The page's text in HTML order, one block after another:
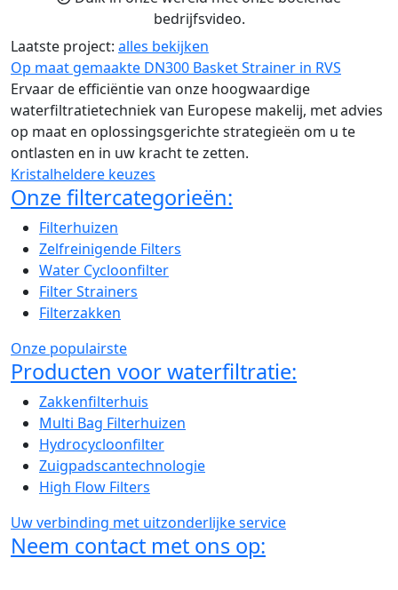
bedrijfsvideo.
Laatste project: alles bekijken
Op maat gemaakte DN300 Basket Strainer in RVS
Ervaar de efficiëntie van onze hoogwaardige
waterfiltratietechniek van Europese makelij, met advies
op maat en oplossingsgerichte strategieën om u te
ontlasten en in uw kracht te zetten.
Kristalheldere keuzes
Onze filtercategorieën:
Filterhuizen
Zelfreinigende Filters
Water Cycloonfilter
Filter Strainers
Filterzakken
Onze populairste
Producten voor waterfiltratie:
Zakkenfilterhuis
Multi Bag Filterhuizen
Hydrocycloonfilter
Zuigpadscantechnologie
High Flow Filters
Uw verbinding met uitzonderlijke service
Neem contact met ons op: